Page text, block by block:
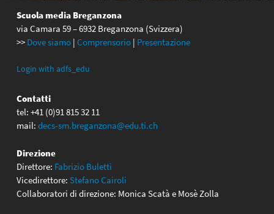
Scuola media Breganzona
via Camara 59 – 6932 Breganzona (Svizzera)
>> Dove siamo | Comprensorio | Presentazione
Login with adfs_edu
Contatti
tel: +41 (0)91 815 32 11
mail: decs-sm.breganzona@edu.ti.ch
Direzione
Direttore: Fabrizio Buletti
Vicedirettore: Stefano Cairoli
Collaboratori di direzione: Monica Scatà e Mosè Zolla